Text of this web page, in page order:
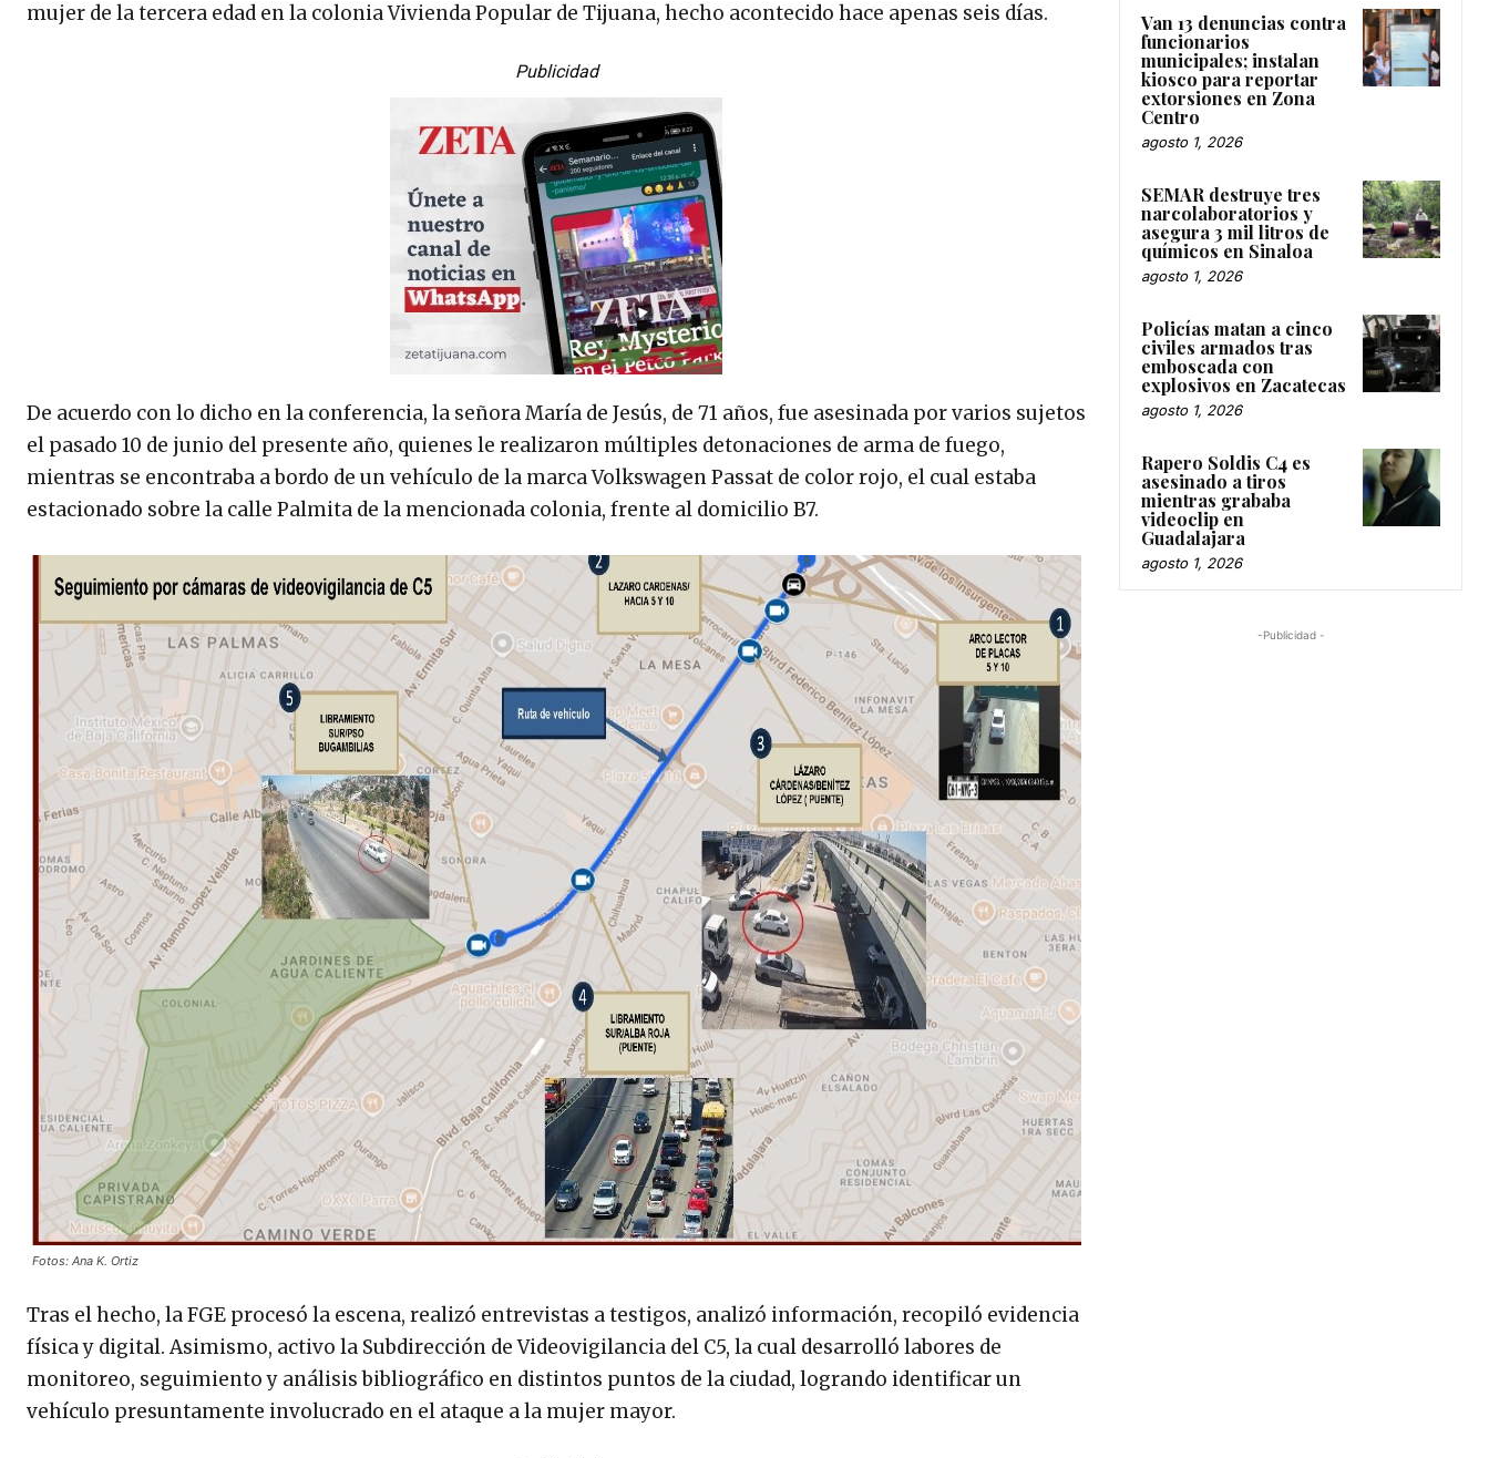
mujer de la tercera edad en la colonia Vivienda Popular de Tijuana, hecho acontecido hace apenas seis días.
Publicidad
De acuerdo con lo dicho en la conferencia, la señora María de Jesús, de 71 años, fue asesinada por varios sujetos
el pasado 10 de junio del presente año, quienes le realizaron múltiples detonaciones de arma de fuego,
mientras se encontraba a bordo de un vehículo de la marca Volkswagen Passat de color rojo, el cual estaba
estacionado sobre la calle Palmita de la mencionada colonia, frente al domicilio B7.
Fotos: Ana K. Ortiz
Tras el hecho, la FGE procesó la escena, realizó entrevistas a testigos, analizó información, recopiló evidencia
física y digital. Asimismo, activo la Subdirección de Videovigilancia del C5, la cual desarrolló labores de
monitoreo, seguimiento y análisis bibliográfico en distintos puntos de la ciudad, logrando identificar un
vehículo presuntamente involucrado en el ataque a la mujer mayor.
Van 13 denuncias contra
funcionarios
municipales; instalan
kiosco para reportar
extorsiones en Zona
Centro
agosto 1, 2026
SEMAR destruye tres
narcolaboratorios y
asegura 3 mil litros de
químicos en Sinaloa
agosto 1, 2026
Policías matan a cinco
civiles armados tras
emboscada con
explosivos en Zacatecas
agosto 1, 2026
Rapero Soldis C4 es
asesinado a tiros
mientras grababa
videoclip en
Guadalajara
agosto 1, 2026
-Publicidad -